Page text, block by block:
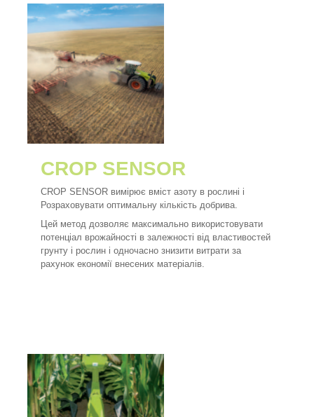
CROP SENSOR
CROP SENSOR вимірює вміст азоту в рослині і
Розраховувати оптимальну кількість добрива.
Цей метод дозволяє максимально використовувати
потенціал врожайності в залежності від властивостей
грунту і рослин і одночасно знизити витрати за
рахунок економії внесених матеріалів.